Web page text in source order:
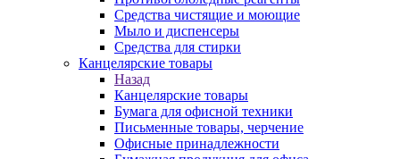
Средства чистящие и моющие
Мыло и диспенсеры
Средства для стирки
Канцелярские товары
Назад
Канцелярские товары
Бумага для офисной техники
Письменные товары, черчение
Офисные принадлежности